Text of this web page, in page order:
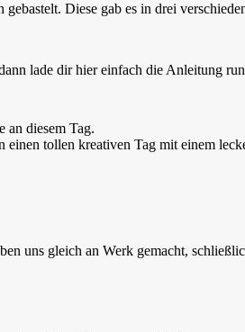
Diese gab es in drei
lade dir hier einfach die Anleitung
an diesem Tag.
einen tollen kreativen Tag mit einem
uns gleich an Werk gemacht,